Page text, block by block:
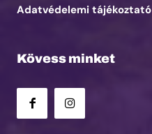
Adatvédelemi tájékoztató
Kövess minket